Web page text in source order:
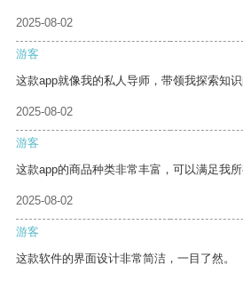
2025-08-02
游客
这款app就像我的私人导师，带领我探索知识
2025-08-02
游客
这款app的商品种类非常丰富，可以满足我所
2025-08-02
游客
这款软件的界面设计非常简洁，一目了然。